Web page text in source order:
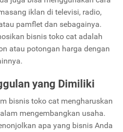
iklan di televisi, radio,
pamflet dan sebagainya.
bisnis toko cat adalah
atau potongan harga dengan
yang Dimiliki
bisnis toko cat mengharuskan
mengembangkan usaha.
apa yang bisnis Anda